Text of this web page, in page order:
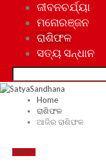
ଜୀବନଚର୍ଯ୍ୟା
ମନୋରଞ୍ଜନ
ରାଶିଫଳ
ସତ୍ୟ ସନ୍ଧାନ
Home
ରାଶିଫଳ
ଆଜିର ରାଶିଫଳ
ରାଶିଫଳ